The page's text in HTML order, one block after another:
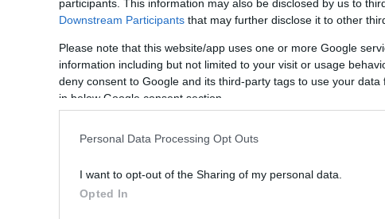
participants. This information may also be disclosed by us to
Downstream Participants that may further disclose it to other
Please note that this website/app uses one or more Google
information including but not limited to your visit or usage
deny consent to Google and its third-party tags to use your
in below Google consent section.
Personal Data Processing Opt Outs
I want to opt-out of the Sharing of my personal data.
Opted In
Κλάδου/Ειδικότητας: ΠΕ ΝΟΣΗΛΕΥΤΙΚΗΣ
Β΄ Κατηγορία Τεχνολογικής Εκπαίδευσης
Κλάδου/Ειδικότητας: ΤΕ ΝΟΣΗΛΕΥΤΙΚΗΣ